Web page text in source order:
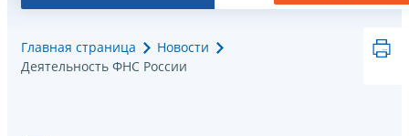
Главная страница
Новости
Деятельность ФНС России